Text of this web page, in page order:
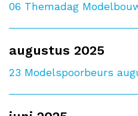
06 Themadag
augustus 2025
23 Modelspoorbeurs